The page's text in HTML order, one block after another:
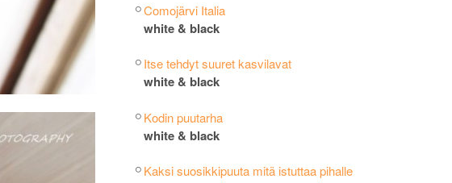
Comojärvi Italia
white & black
Itse tehdyt suuret kasvilavat
white & black
Kodin puutarha
white & black
Kaksi suosikkipuuta mitä istuttaa pihalle